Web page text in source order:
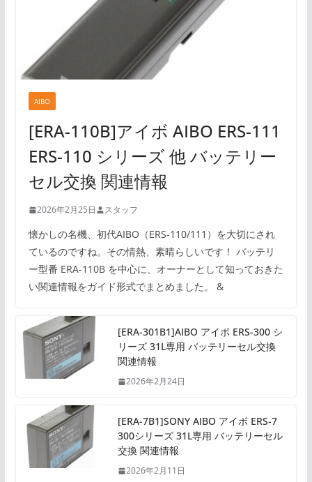
AIBO
[ERA-110B]アイボ AIBO ERS-111
ERS-110 シリーズ 他 バッテリー
セル交換 関連情報
2026年2月25日 スタッフ
懐かしの名機、初代AIBO（ERS-110/111）を大切にされ
ているのですね。その情熱、素晴らしいです！ バッテリ
ー型番 ERA-110B を中心に、オーナーとして知っておきた
い関連情報をガイド形式でまとめました。 &
[ERA-301B1]AIBO アイボ ERS-300 シ
リーズ 31L専用 バッテリーセル交換
関連情報
2026年2月24日
[ERA-7B1]SONY AIBO アイボ ERS-7
300シリーズ 31L専用 バッテリーセル
交換 関連情報
2026年2月11日